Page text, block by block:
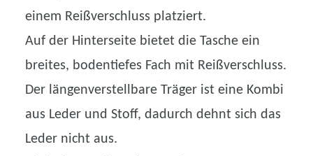
einem Reißverschluss platziert.
Auf der Hinterseite bietet die Tasche ein
breites, bodentiefes Fach mit Reißverschluss.
Der längenverstellbare Träger ist eine Kombi
aus Leder und Stoff, dadurch dehnt sich das
Leder nicht aus.